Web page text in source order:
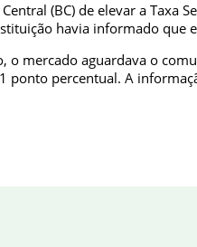
(BC) de elevar a Taxa
havia informado que
o mercado aguardava o
ponto percentual. A